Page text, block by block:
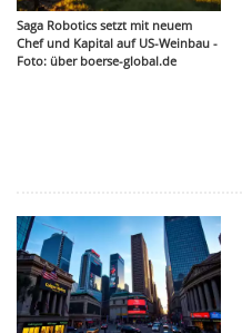
Saga Robotics setzt mit neuem
Chef und Kapital auf US-Weinbau -
Foto: über boerse-global.de